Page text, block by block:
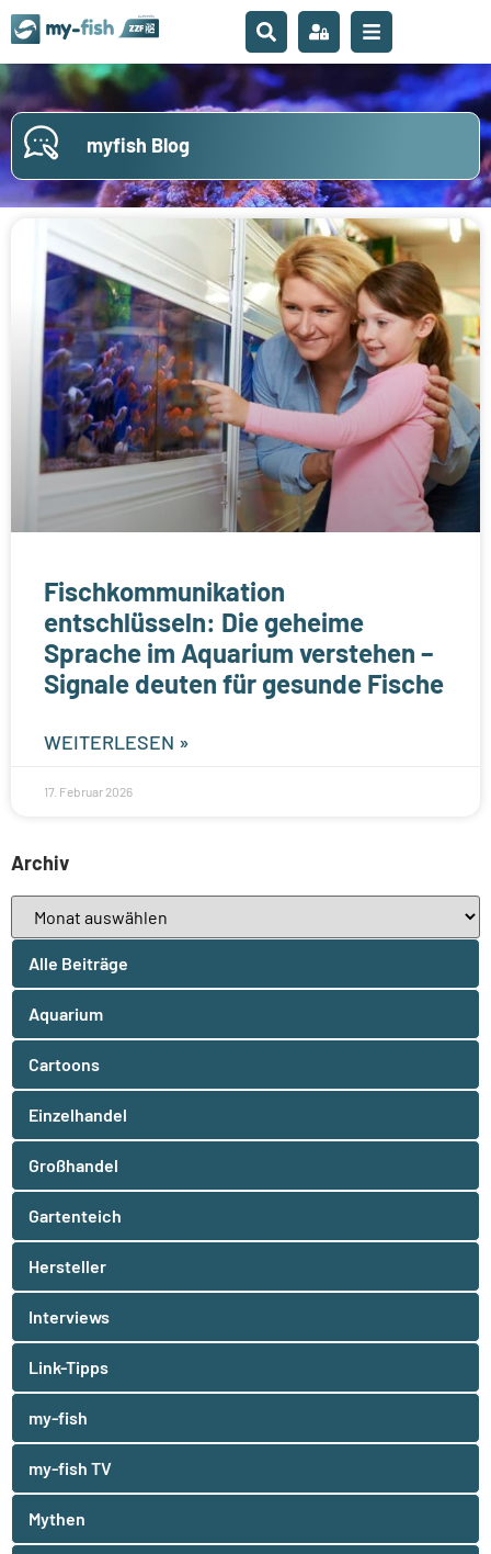
myfish Blog
Fischkommunikation
entschlüsseln: Die geheime
Sprache im Aquarium verstehen –
Signale deuten für gesunde Fische
WEITERLESEN »
17. Februar 2026
Archiv
Alle Beiträge
Aquarium
Cartoons
Einzelhandel
Großhandel
Gartenteich
Hersteller
Interviews
Link-Tipps
my-fish
my-fish TV
Mythen